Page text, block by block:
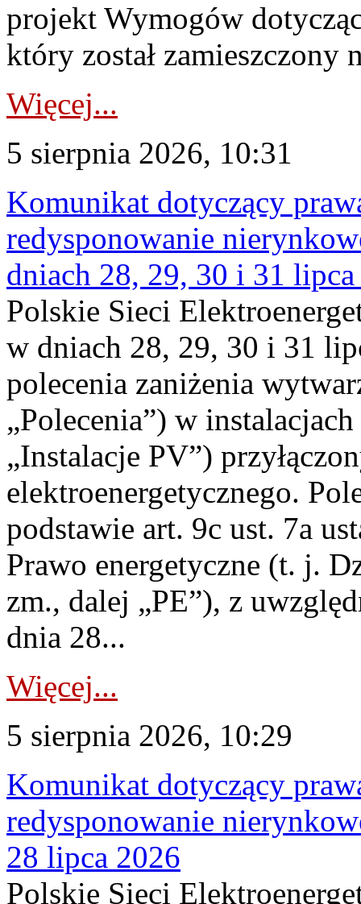
projekt Wymogów
który został zamieszczony
Więcej...
5 sierpnia 2026, 10:31
Komunikat dotyczący
redysponowanie
dniach 28, 29, 30 i 31
Polskie Sieci
w dniach 28, 29, 30 i 31
polecenia zaniżenia
„Polecenia”) w
„Instalacje PV”)
elektroenergetycznego.
podstawie art. 9c ust. 7a
Prawo energetyczne (t. j.
zm., dalej „PE”), z
dnia 28...
Więcej...
5 sierpnia 2026, 10:29
Komunikat dotyczący
redysponowanie
28 lipca 2026
Polskie Sieci